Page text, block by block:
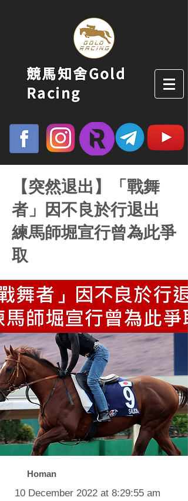
競馬知舍Gold
Racing
【突然退出】「戰舞
者」因不良於行退出
練馬師堀宣行曾為此爭
取
Homan
10 December 2022 at 8:29:55 am